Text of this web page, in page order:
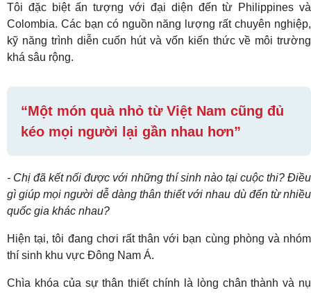
Tôi đặc biệt ấn tượng với đại diện đến từ Philippines và
Colombia. Các bạn có nguồn năng lượng rất chuyên nghiệp,
kỹ năng trình diễn cuốn hút và vốn kiến thức về môi trường
khá sâu rộng.
“Một món quà nhỏ từ Việt Nam cũng đủ
kéo mọi người lại gần nhau hơn”
- Chị đã kết nối được với những thí sinh nào tại cuộc thi? Điều
gì giúp mọi người dễ dàng thân thiết với nhau dù đến từ nhiều
quốc gia khác nhau?
Hiện tại, tôi đang chơi rất thân với bạn cùng phòng và nhóm
thí sinh khu vực Đông Nam Á.
Chìa khóa của sự thân thiết chính là lòng chân thành và nụ